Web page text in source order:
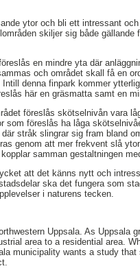
ytor och bli ett intressant
skiljer sig både
en mindre yta där
och området skall få en
Intill denna finpark kommer
här en gräsmatta samt en
föreslås skötselnivån vara
som föreslås ha låga
stråk slingrar sig fram bland
genom att mer frekvent slå
samman gestaltningen
att det känns nytt och
ska det fungera som
i naturens tecken.
Uppsala. As Uppsala
area to a residential area.
municipality wants a study